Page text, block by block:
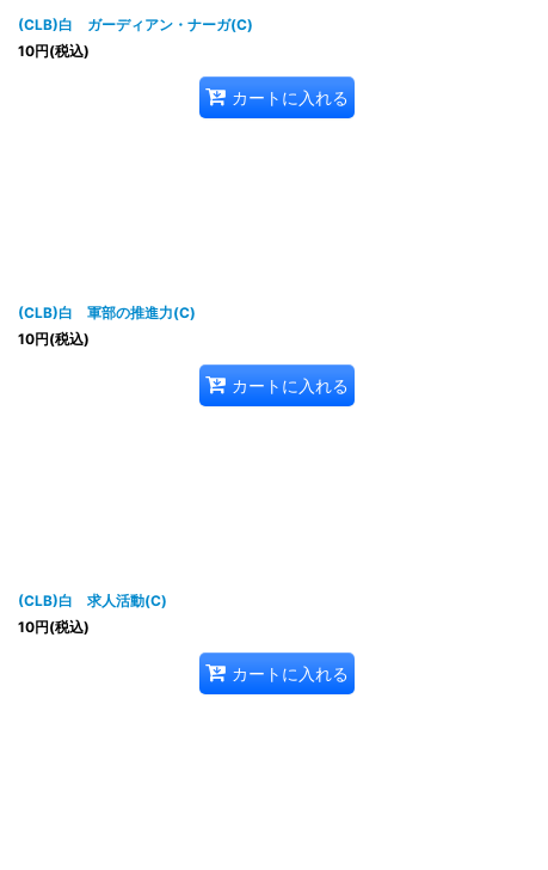
(CLB)白 ガーディアン・ナーガ(C)
10円(税込)
カートに入れる
(CLB)白 軍部の推進力(C)
10円(税込)
カートに入れる
(CLB)白 求人活動(C)
10円(税込)
カートに入れる